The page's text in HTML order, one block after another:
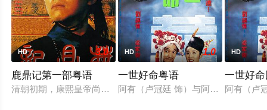
影、电视猫或剧情网等平台了解。
HD 3.0
鹿鼎记第一部粤语
清朝初期，康熙皇帝尚且年少，奸臣从中控制政权，民不聊生。
HD 1.0
一世好命粤语
阿有（卢冠廷 饰）与阿如（吴君如
HD
一世好
阿有（卢